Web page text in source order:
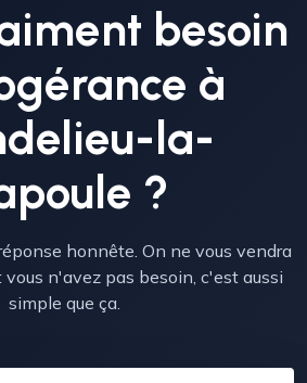
besoin
à
la-
?
honnête. On ne vous vendra
n'avez pas besoin, c'est aussi
simple que ça.